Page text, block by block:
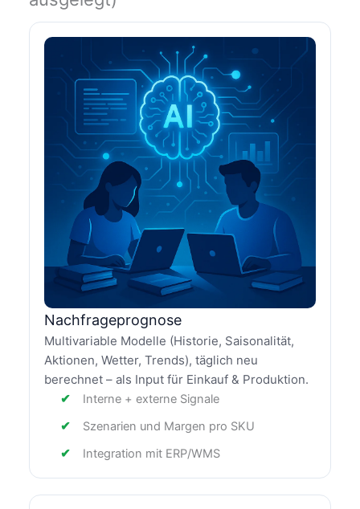
Nachfrageprognose
Multivariable Modelle (Historie, Saisonalität,
Aktionen, Wetter, Trends), täglich neu
berechnet – als Input für Einkauf & Produktion.
Interne + externe Signale
Szenarien und Margen pro SKU
Integration mit ERP/WMS